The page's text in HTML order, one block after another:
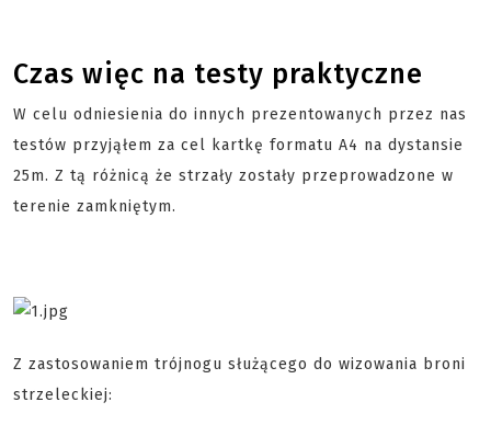
Czas więc na testy praktyczne
W celu odniesienia do innych prezentowanych przez nas
testów przyjąłem za cel kartkę formatu A4 na dystansie
25m. Z tą różnicą że strzały zostały przeprowadzone w
terenie zamkniętym.
Z zastosowaniem trójnogu służącego do wizowania broni
strzeleckiej: